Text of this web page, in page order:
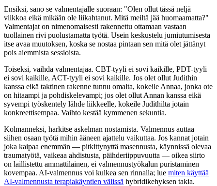
Ensiksi, sano se valmentajalle suoraan: "Olen ollut tässä neljä
viikkoa eikä mikään ole liikahtanut. Mitä meiltä jää huomaamatta?"
Valmentajat on nimenomaisesti rakennettu ottamaan vastaan
tuollainen rivi puolustamatta työtä. Usein keskustelu jumiutumisesta
itse avaa muutoksen, koska se nostaa pintaan sen mitä olet jättänyt
pois aiemmista sessioista.
Toiseksi, vaihda valmentajaa. CBT-tyyli ei sovi kaikille, PDT-tyyli
ei sovi kaikille, ACT-tyyli ei sovi kaikille. Jos olet ollut Judithin
kanssa eikä taktinen rakenne tunnu omalta, kokeile Annaa, jonka ote
on hitaampi ja pohdiskelevampi; jos olet ollut Annan kanssa eikä
syvempi työskentely lähde liikkeelle, kokeile Judithilta jotain
konkreettisempaa. Vaihto kestää kymmenen sekuntia.
Kolmanneksi, harkitse askelman nostamista. Valmennus auttaa
siihen osaan työtä mihin ääneen ajattelu vaikuttaa. Jos kannat jotain
joka kaipaa enemmän — pitkittynyttä masennusta, käynnissä olevaa
traumatyötä, vaikeaa ahdistusta, päihderiippuvuutta — oikea siirto
on laillistettu ammattilainen, ei valmennustyökalun puristaminen
kovempaa. AI-valmennus voi kulkea sen rinnalla; lue miten käyttää
AI-valmennusta terapiakäyntien välissä hybridikehyksen takia.